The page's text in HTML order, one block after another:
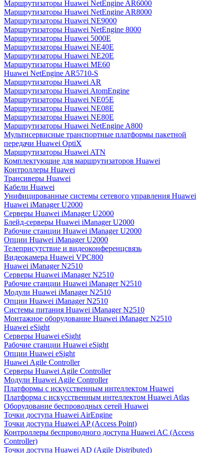
Маршрутизаторы Huawei NetEngine AR6000
Маршрутизаторы Huawei NetEngine AR8000
Маршрутизаторы Huawei NE9000
Маршрутизаторы Huawei NetEngine 8000
Маршрутизаторы Huawei 5000E
Маршрутизаторы Huawei NE40E
Маршрутизаторы Huawei NE20E
Маршрутизаторы Huawei ME60
Huawei NetEngine AR5710-S
Маршрутизаторы Huawei AR
Маршрутизаторы Huawei AtomEngine
Маршрутизаторы Huawei NE05E
Маршрутизаторы Huawei NE08E
Маршрутизаторы Huawei NE80E
Маршрутизаторы Huawei NetEngine A800
Мультисервисные транспортные платформы пакетной
передачи Huawei OptiX
Маршрутизаторы Huawei ATN
Комплектующие для маршрутизаторов Huawei
Контроллеры Huawei
Трансиверы Huawei
Кабели Huawei
Унифицированные системы сетевого управления Huawei
Huawei iManager U2000
Серверы Huawei iManager U2000
Блейд-серверы Huawei iManager U2000
Рабочие станции Huawei iManager U2000
Опции Huawei iManager U2000
Телеприсутствие и видеоконференцсвязь
Видеокамера Huawei VPC800
Huawei iManager N2510
Серверы Huawei iManager N2510
Рабочие станции Huawei iManager N2510
Модули Huawei iManager N2510
Опции Huawei iManager N2510
Системы питания Huawei iManager N2510
Монтажное оборудование Huawei iManager N2510
Huawei eSight
Серверы Huawei eSight
Рабочие станции Huawei eSight
Опции Huawei eSight
Huawei Agile Controller
Серверы Huawei Agile Controller
Модули Huawei Agile Controller
Платформы с искусственным интеллектом Huawei
Платформа с искусственным интеллектом Huawei Atlas
Оборудование беспроводных сетей Huawei
Точки доступа Huawei AirEngine
Точки доступа Huawei AP (Access Point)
Контроллеры беспроводного доступа Huawei AC (Access
Controller)
Точки доступа Huawei AD (Agile Distributed)